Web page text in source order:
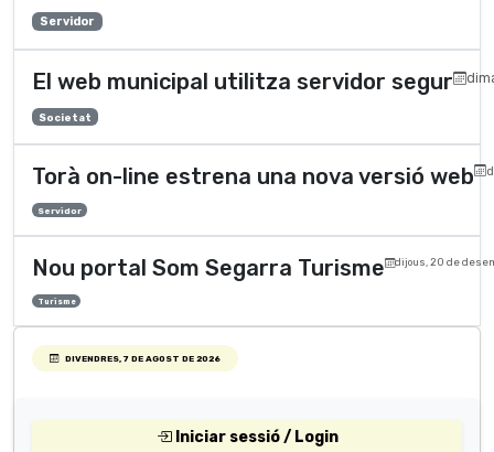
Servidor
El web municipal utilitza servidor segur
Societat
Torà on-line estrena una nova versió web
Servidor
Nou portal Som Segarra Turisme dijous, 20 de
Turisme
DIVENDRES, 7 DE AGOST DE 2026
Iniciar sessió / Login